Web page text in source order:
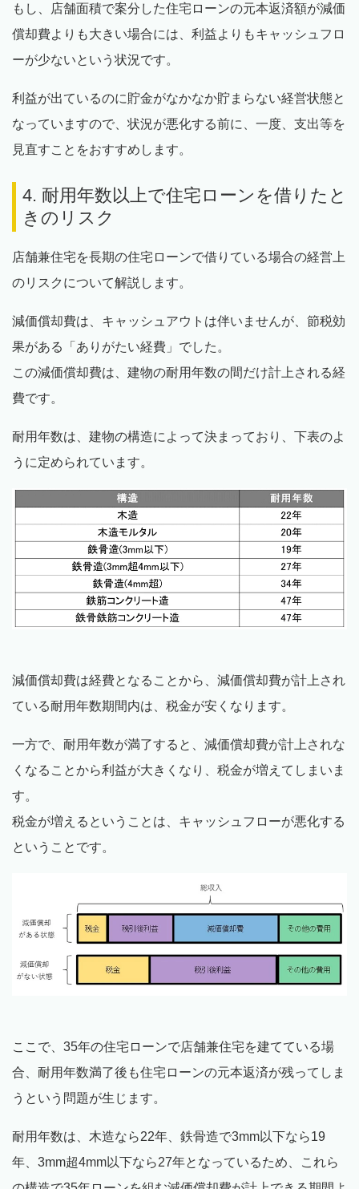
もし、店舗面積で案分した住宅ローンの元本返済額が減価
償却費よりも大きい場合には、利益よりもキャッシュフロ
ーが少ないという状況です。
利益が出ているのに貯金がなかなか貯まらない経営状態と
なっていますので、状況が悪化する前に、一度、支出等を
見直すことをおすすめします。
4. 耐用年数以上で住宅ローンを借りたと
きのリスク
店舗兼住宅を長期の住宅ローンで借りている場合の経営上
のリスクについて解説します。
減価償却費は、キャッシュアウトは伴いませんが、節税効
果がある「ありがたい経費」でした。
この減価償却費は、建物の耐用年数の間だけ計上される経
費です。
耐用年数は、建物の構造によって決まっており、下表のよ
うに定められています。
減価償却費は経費となることから、減価償却費が計上され
ている耐用年数期間内は、税金が安くなります。
一方で、耐用年数が満了すると、減価償却費が計上されな
くなることから利益が大きくなり、税金が増えてしまいま
す。
税金が増えるということは、キャッシュフローが悪化する
ということです。
ここで、35年の住宅ローンで店舗兼住宅を建てている場
合、耐用年数満了後も住宅ローンの元本返済が残ってしま
うという問題が生じます。
耐用年数は、木造なら22年、鉄骨造で3mm以下なら19
年、3mm超4mm以下なら27年となっているため、これら